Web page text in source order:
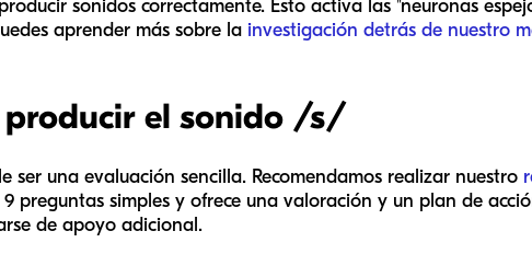
sonidos correctamente. Esto activa las "neuronas
aprender más sobre la investigación detrás de nuestro
el sonido /s/
ser una evaluación sencilla. Recomendamos realizar nuestro
preguntas simples y ofrece una valoración y un plan de
de apoyo adicional.